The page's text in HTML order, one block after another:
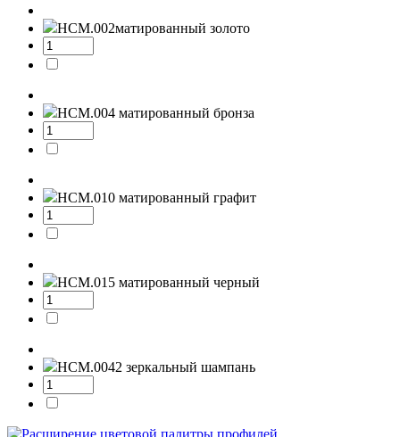
НСМ.002матированный золото
НСМ.004 матированный бронза
НСМ.010 матированный графит
НСМ.015 матированный черный
НСМ.0042 зеркальный шампань